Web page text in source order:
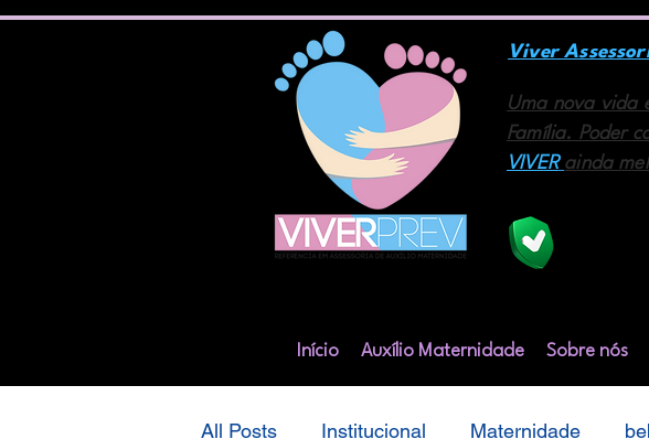
Viver
Uma nova vida
Família. Poder
VIVER ainda
Início Auxílio Maternidade Sobre nós
All Posts Institucional Maternidade